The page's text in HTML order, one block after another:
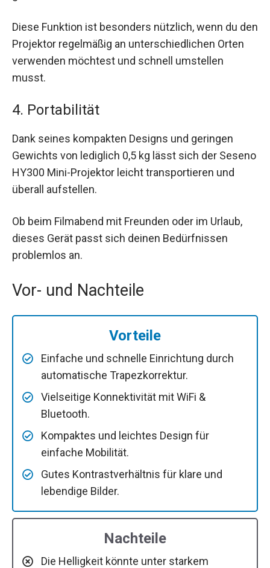
Diese Funktion ist besonders nützlich, wenn du den
Projektor regelmäßig an unterschiedlichen Orten
verwenden möchtest und schnell umstellen
musst.
4. Portabilität
Dank seines kompakten Designs und geringen
Gewichts von lediglich 0,5 kg lässt sich der Seseno
HY300 Mini-Projektor leicht transportieren und
überall aufstellen.
Ob beim Filmabend mit Freunden oder im Urlaub,
dieses Gerät passt sich deinen Bedürfnissen
problemlos an.
Vor- und Nachteile
Vorteile
Einfache und schnelle Einrichtung durch
automatische Trapezkorrektur.
Vielseitige Konnektivität mit WiFi &
Bluetooth.
Kompaktes und leichtes Design für
einfache Mobilität.
Gutes Kontrastverhältnis für klare und
lebendige Bilder.
Nachteile
Die Helligkeit könnte unter starkem